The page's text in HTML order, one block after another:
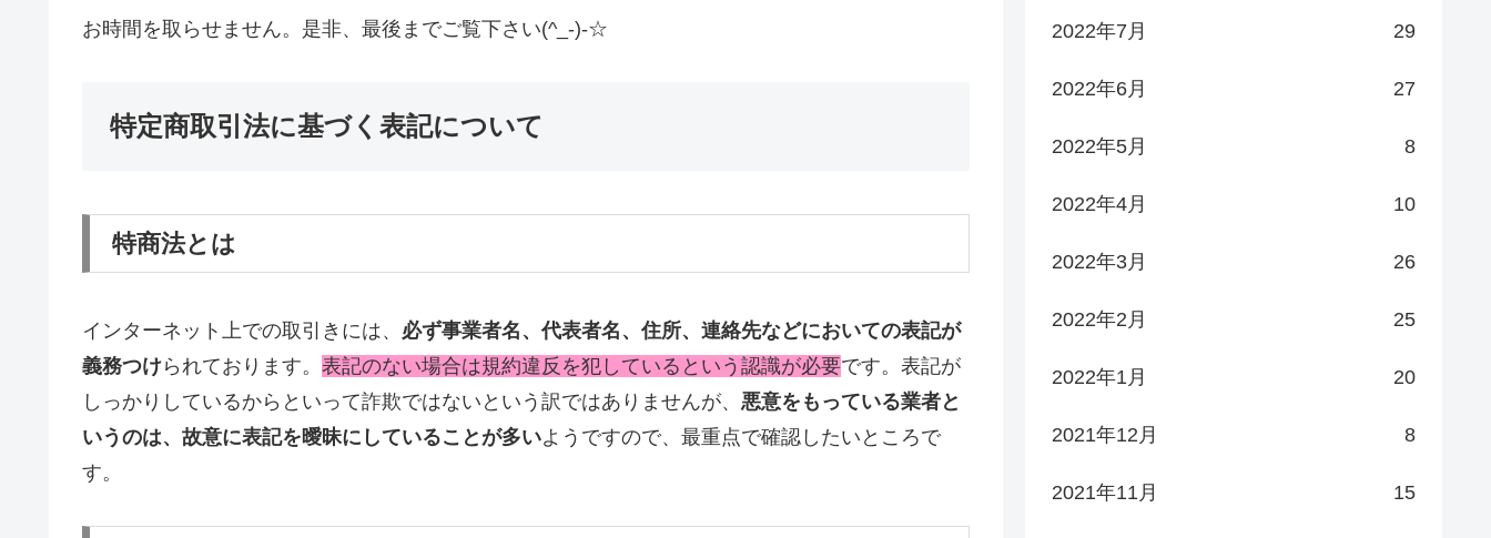
お時間を取らせません。是非、最後までご覧下さい(^_-)-☆
特定商取引法に基づく表記について
特商法とは
インターネット上での取引きには、 必ず事業者名、代表者名、住所、連絡先などにおいての表記が
義務つけられております。 表記のない場合は規約違反を犯しているという認識が必要です。表記が
しっかりしているからといって詐欺ではないという訳ではありませんが、 悪意をもっている業者と
いうのは、故意に表記を曖昧にしていることが多いようですので、最重点で確認したいところで
す。
2022年7月 29
2022年6月 27
2022年5月 8
2022年4月 10
2022年3月 26
2022年2月 25
2022年1月 20
2021年12月 8
2021年11月 15